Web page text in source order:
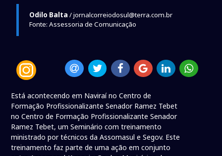
Odilo Balta / jornalcorreiodosul@terra.com.br
Fonte: Assessoria de Comunicação
Está acontecendo em Naviraí no Centro de
Formação Profissionalizante Senador Ramez Tebet
no Centro de Formação Profissionalizante Senador
Ramez Tebet, um Seminário com treinamento
ministrado por técnicos da Assomasul e Segov. Este
treinamento faz parte de uma ação em conjunto